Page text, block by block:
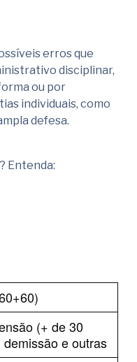
erros que
disciplinar,
ou por
individuais, como
defesa.
Entenda:
(+ de 30
demissão e outras